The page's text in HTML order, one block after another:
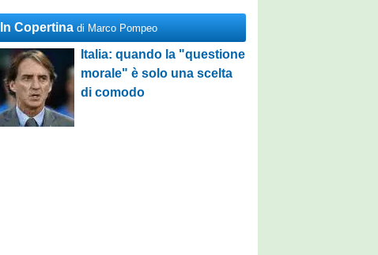
In Copertina di Marco Pompeo
Italia: quando la "questione
morale" è solo una scelta
di comodo